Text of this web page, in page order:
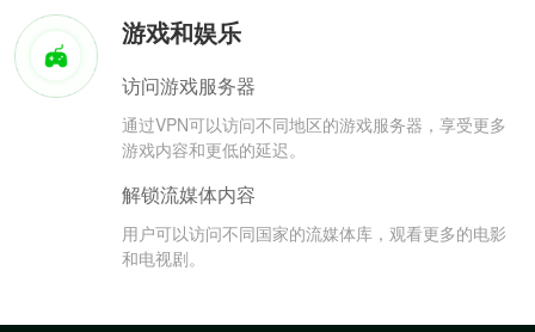
游戏和娱乐
访问游戏服务器
通过VPN可以访问不同地区的游戏服务器，享受更多
游戏内容和更低的延迟。
解锁流媒体内容
用户可以访问不同国家的流媒体库，观看更多的电影
和电视剧。